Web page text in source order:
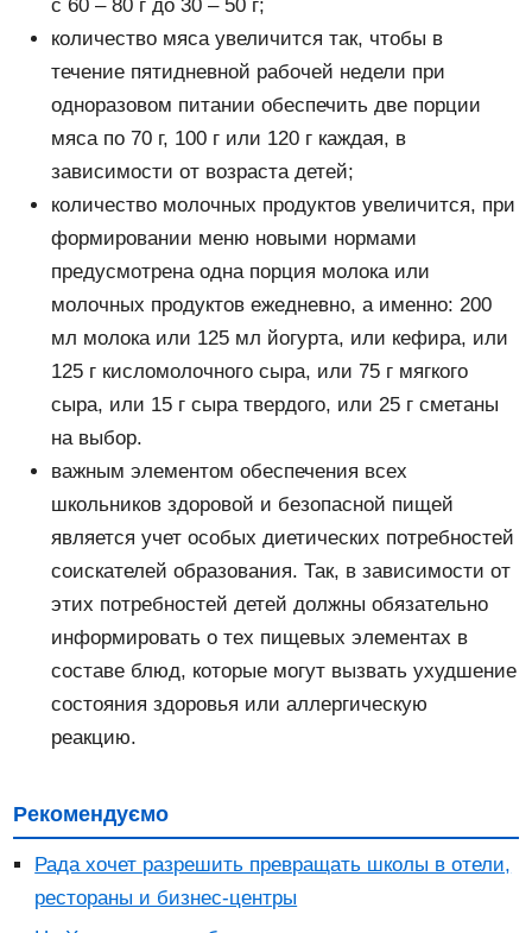
с 60 – 80 г до 30 – 50 г;
количество мяса увеличится так, чтобы в
течение пятидневной рабочей недели при
одноразовом питании обеспечить две порции
мяса по 70 г, 100 г или 120 г каждая, в
зависимости от возраста детей;
количество молочных продуктов увеличится, при
формировании меню новыми нормами
предусмотрена одна порция молока или
молочных продуктов ежедневно, а именно: 200
мл молока или 125 мл йогурта, или кефира, или
125 г кисломолочного сыра, или 75 г мягкого
сыра, или 15 г сыра твердого, или 25 г сметаны
на выбор.
важным элементом обеспечения всех
школьников здоровой и безопасной пищей
является учет особых диетических потребностей
соискателей образования. Так, в зависимости от
этих потребностей детей должны обязательно
информировать о тех пищевых элементах в
составе блюд, которые могут вызвать ухудшение
состояния здоровья или аллергическую
реакцию.
Рекомендуємо
Рада хочет разрешить превращать школы в отели,
рестораны и бизнес-центры